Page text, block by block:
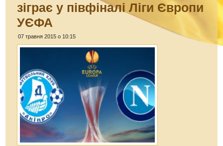
зіграє у півфіналі Ліги Європи
УЄФА
07 травня 2015 о 10:15